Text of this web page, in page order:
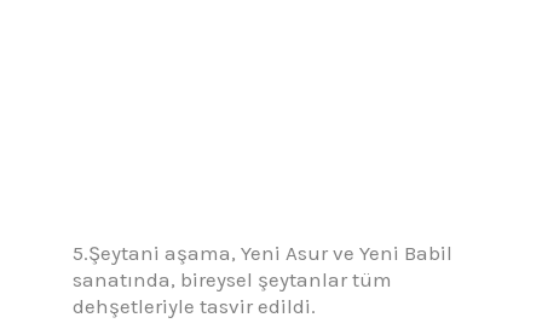
5.Şeytani aşama, Yeni Asur ve Yeni Babil
sanatında, bireysel şeytanlar tüm
dehşetleriyle tasvir edildi.